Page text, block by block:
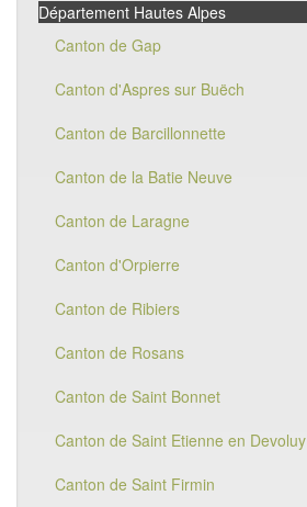
Département Hautes Alpes
Canton de Gap
Canton d'Aspres sur Buëch
Canton de Barcillonnette
Canton de la Batie Neuve
Canton de Laragne
Canton d'Orpierre
Canton de Ribiers
Canton de Rosans
Canton de Saint Bonnet
Canton de Saint Etienne en Devoluy
Canton de Saint Firmin